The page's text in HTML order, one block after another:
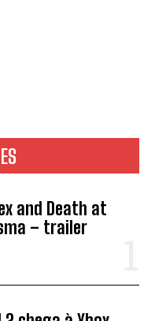
and Death at
– trailer